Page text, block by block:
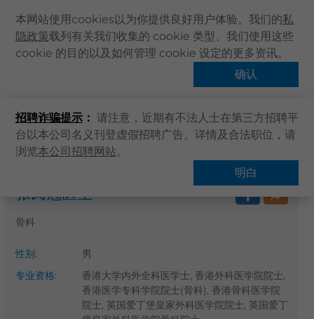
本网站使用cookies以为你提供良好用户体验。我们的私
隐政策载列有关我们收集的 cookie 类型、我们使用这些
cookie 的目的以及如何管理 cookie 设定的更多资讯。
确认
招聘诈骗提示： 请注意，近期有不法人士在第三方招聘平
台以本公司名义刊登虚假招聘广告。详情及合法职位，请
浏览本公司招聘网站。
明白
主页
卓健服务
卓健手机App
最新资讯
主页 搜寻医疗服务
张民冠医生
骨科
性别:
男
专业资格:
香港大学内外全科医学士, 香港外科医学院院士,
香港医学专科学院院士(骨科), 香港骨科医学院
院士, 英国爱丁堡皇家外科医学院院士, 英国爱丁